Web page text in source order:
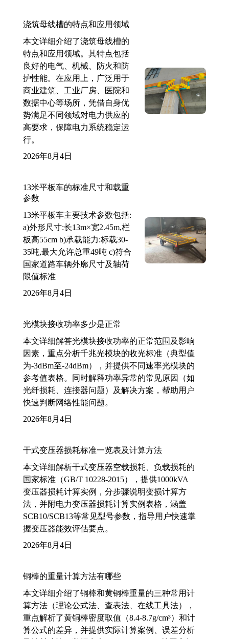
浇筑母线槽的特点和应用领域
本文详细介绍了浇筑母线槽的
特点和应用领域。其特点包括
良好的电气、机械、防火和防
护性能。在应用上，广泛用于
商业建筑、工业厂房、医院和
数据中心等场所，凭借自身优
势满足不同领域对电力供应的
高要求，保障电力系统稳定运
行。
2026年8月4日
13米平板车的标准尺寸和载重
参数
13米平板车主要技术参数包括:
a)外形尺寸:长13m×宽2.45m,栏
板高55cm b)承载能力:标载30-
35吨,最大允许总重49吨 c)符合
国家道路车辆外廓尺寸及轴荷
限值标准
2026年8月4日
光模块接收功率多少是正常
本文详细解答光模块接收功率的正常范围及影响
因素，重点分析千兆光模块的收光标准（典型值
为-3dBm至-24dBm），并提供不同速率光模块的
参考值表格。同时解释功率异常的常见原因（如
光纤损耗、连接器问题）及解决方案，帮助用户
快速判断网络性能问题。
2026年8月4日
干式变压器损耗标准一览表及计算方法
本文详细解析干式变压器空载损耗、负载损耗的
国家标准（GB/T 10228-2015），提供1000kVA
变压器损耗计算实例，分步骤说明变损计算方
法，并附电力变压器损耗计算实例表格，涵盖
SCB10/SCB13等常见型号参数，指导用户快速掌
握变压器能效评估要点。
2026年8月4日
铜棒的重量计算方法有哪些
本文详细介绍了铜棒和黄铜棒重量的三种常用计
算方法（理论公式法、查表法、在线工具法），
重点解析了黄铜棒密度取值（8.4-8.7g/cm³）和计
算公式的差异，并提供实际计算案例、误差分析